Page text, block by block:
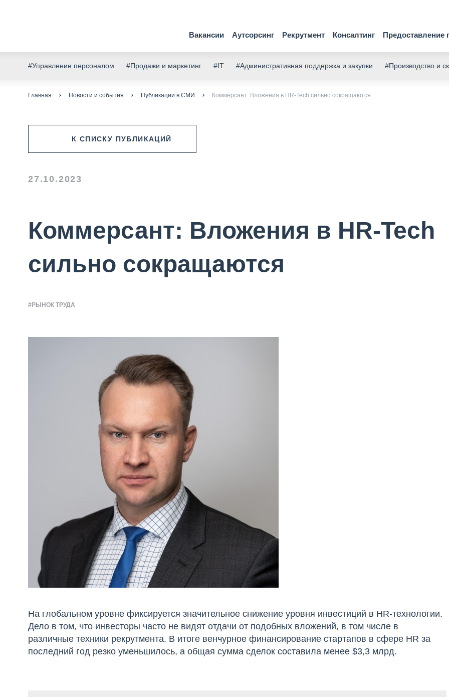
Вакансии Аутсорсинг Рекрутмент Консалтинг Предоставление
#Управление персоналом #Продажи и маркетинг #IT #Административная поддержка и закупки #Производство и
Главная Новости и события Публикации в СМИ Коммерсант: Вложения в HR-Tech сильно сокращаются
К СПИСКУ ПУБЛИКАЦИЙ
27.10.2023
Коммерсант: Вложения в HR-Tech
сильно сокращаются
#РЫНОК ТРУДА
На глобальном уровне фиксируется значительное снижение уровня инвестиций в HR-технологии.
Дело в том, что инвесторы часто не видят отдачи от подобных вложений, в том числе в
различные техники рекрутмента. В итоге венчурное финансирование стартапов в cфере HR за
последний год резко уменьшилось, а общая сумма сделок составила менее $3,3 млрд.